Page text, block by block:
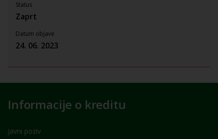
Informacije o kreditu
Javni poziv
Status
Zaprt
Datum objave
24. 06. 2023